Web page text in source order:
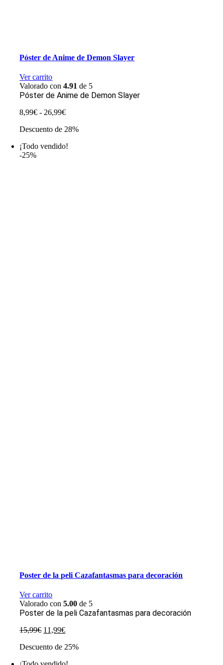
Póster de Anime de Demon Slayer
Ver carrito
Valorado con4.91 de 5
Póster de Anime de Demon Slayer
8,99€ - 26,99€Rango
precios:
8,99€
Descuento de 28%
¡Todo vendido!
-25%
Poster de la peli Cazafantasmas para decoración
Ver carrito
Valorado con5.00 de 5
Poster de la peli Cazafantasmas para decoración
15,99€ El
original
11,99€El
actual
Descuento de 25%